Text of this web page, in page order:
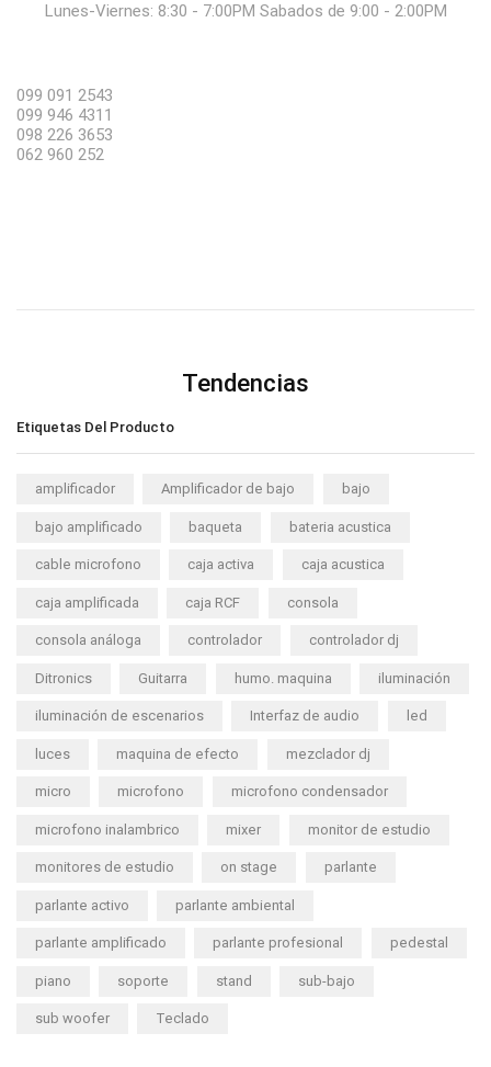
Lunes-Viernes: 8:30 - 7:00PM Sabados de 9:00 - 2:00PM
099 091 2543
099 946 4311
098 226 3653
062 960 252
Tendencias
Etiquetas Del Producto
amplificador Amplificador de bajo bajo
bajo amplificado baqueta bateria acustica
cable microfono caja activa caja acustica
caja amplificada caja RCF consola
consola análoga controlador controlador dj
Ditronics Guitarra humo. maquina iluminación
iluminación de escenarios Interfaz de audio led
luces maquina de efecto mezclador dj
micro microfono microfono condensador
microfono inalambrico mixer monitor de estudio
monitores de estudio on stage parlante
parlante activo parlante ambiental
parlante amplificado parlante profesional pedestal
piano soporte stand sub-bajo
sub woofer Teclado